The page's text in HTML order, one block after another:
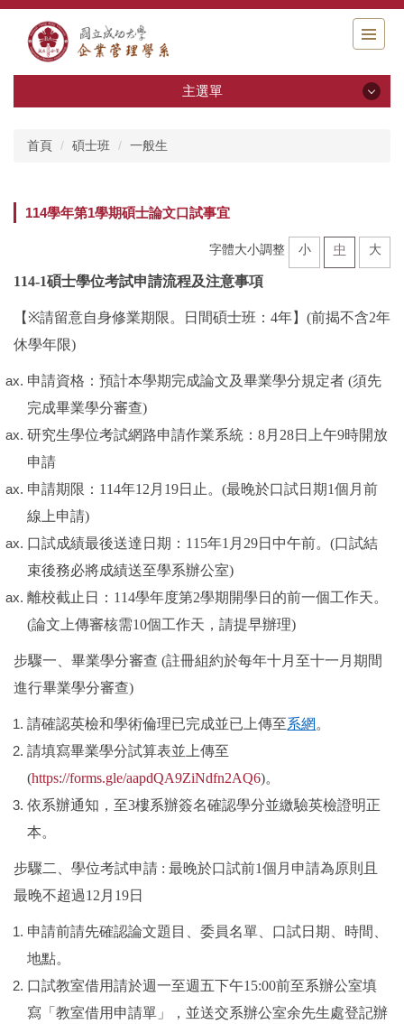
跳
容
主選單
系所成員
碩士班
研究指導
國際化
AACSB
系所學會
系友會
高中生專區
相關連結
首頁 碩士班 一般生
114學年第1學期碩士論文口試事宜
字體大小調整 小 中 大
114-1碩士學位考試申請流程及注意事項
【 ※請留意自身修業期限。日間碩士班： 4年】 (前揭不含2年
休學年限)
申請資格：預計本學期完成論文及畢業學分規定者 (須先
完成畢業學分審查)
研究生學位考試網路申請作業系統：8月28日上午9時開放
申請
申請期限： 114年12月 19日止。(最晚於口試日期1個月前
線上申請)
口試成績最後送達日期： 115年1月29日中午前。(口試結
束後務必將成績送至學系辦公室)
離校截止日： 114學年度第2學期開學日的前一個工作天。
(論文上傳審核需10個工作天，請提早辦理)
步驟一、畢業學分審查 (註冊組約於每年十月至十一月期間
進行畢業學分審查)
請確認英檢和學術倫理已完成並已上傳至系網。
請填寫畢業學分試算表並上傳至
(https://forms.gle/aapdQA9ZiNdfn2AQ6)。
依系辦通知，至3樓系辦簽名確認學分並繳驗英檢證明正
本。
步驟二、學位考試申請 : 最晚於口試前1個月申請為原則且
最晚不超過12月 19日
申請前請先確認論文題目、委員名單、口試日期、時間、
地點。
口試教室借用請於週一至週五下午15:00前至系辦公室填
寫「教室借用申請單」，並送交系辦公室余先生處登記辦